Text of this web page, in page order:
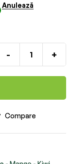
Anulează
- +
Compare